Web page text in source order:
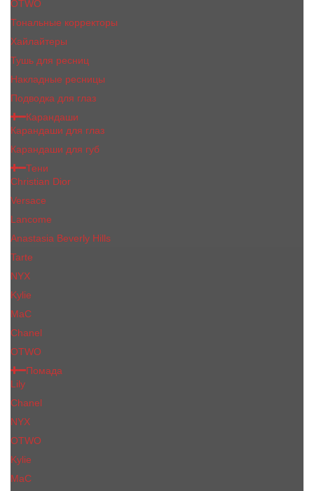
OTWO
Тональные корректоры
Хайлайтеры
Тушь для ресниц
Накладные ресницы
Подводка для глаз
Карандаши
Карандаши для глаз
Карандаши для губ
Тени
Christian Dior
Versace
Lancome
Anastasia Beverly Hills
Tarte
NYX
Kylie
MaC
Сhanеl
OTWO
Помада
Lily
Chanel
NYX
OTWO
Kylie
МаС